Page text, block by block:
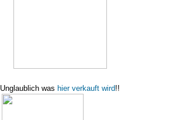
Unglaublich was hier verkauft wird!!